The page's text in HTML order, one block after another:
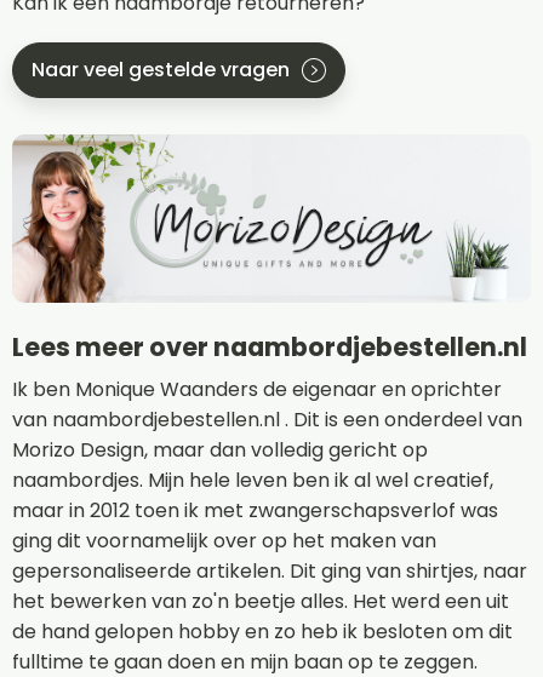
Naar veel gestelde vragen
Lees meer over naambordjebestellen.nl
Ik ben Monique Waanders de eigenaar en oprichter
van naambordjebestellen.nl . Dit is een onderdeel van
Morizo Design, maar dan volledig gericht op
naambordjes. Mijn hele leven ben ik al wel creatief,
maar in 2012 toen ik met zwangerschapsverlof was
ging dit voornamelijk over op het maken van
gepersonaliseerde artikelen. Dit ging van shirtjes, naar
het bewerken van zo'n beetje alles. Het werd een uit
de hand gelopen hobby en zo heb ik besloten om dit
fulltime te gaan doen en mijn baan op te zeggen.